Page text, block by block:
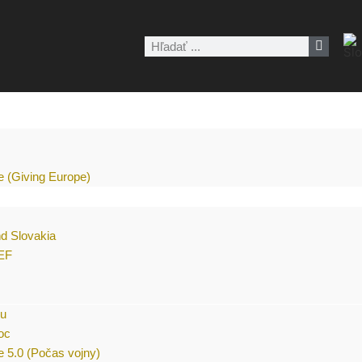
Vyhľadať
(Giving Europe)
Slovakia
5.0 (Počas vojny)